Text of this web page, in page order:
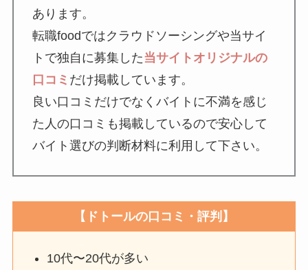
あります。
転職foodではクラウドソーシングや当サイ
トで独自に募集した当サイトオリジナルの
口コミ だけ掲載しています。
良い口コミだけでなくバイトに不満を感じ
た人の口コミも掲載しているので安心して
バイト選びの判断材料に利用して下さい。
【ドトールの口コミ・評判】
10代〜20代が多い